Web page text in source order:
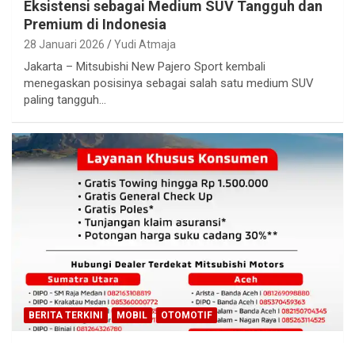
Eksistensi sebagai Medium SUV Tangguh dan
Premium di Indonesia
28 Januari 2026 Yudi Atmaja
Jakarta – Mitsubishi New Pajero Sport kembali
menegaskan posisinya sebagai salah satu medium SUV
paling tangguh…
BERITA TERKINI MOBIL OTOMOTIF